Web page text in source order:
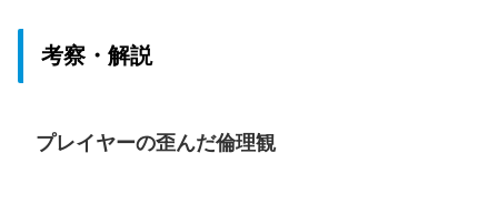
考察・解説
プレイヤーの歪んだ倫理観